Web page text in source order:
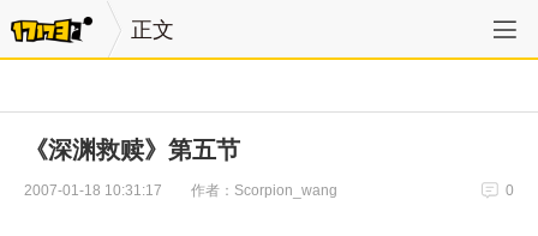
正文
《深渊救赎》第五节
2007-01-18 10:31:17 作者：Scorpion_wang 0